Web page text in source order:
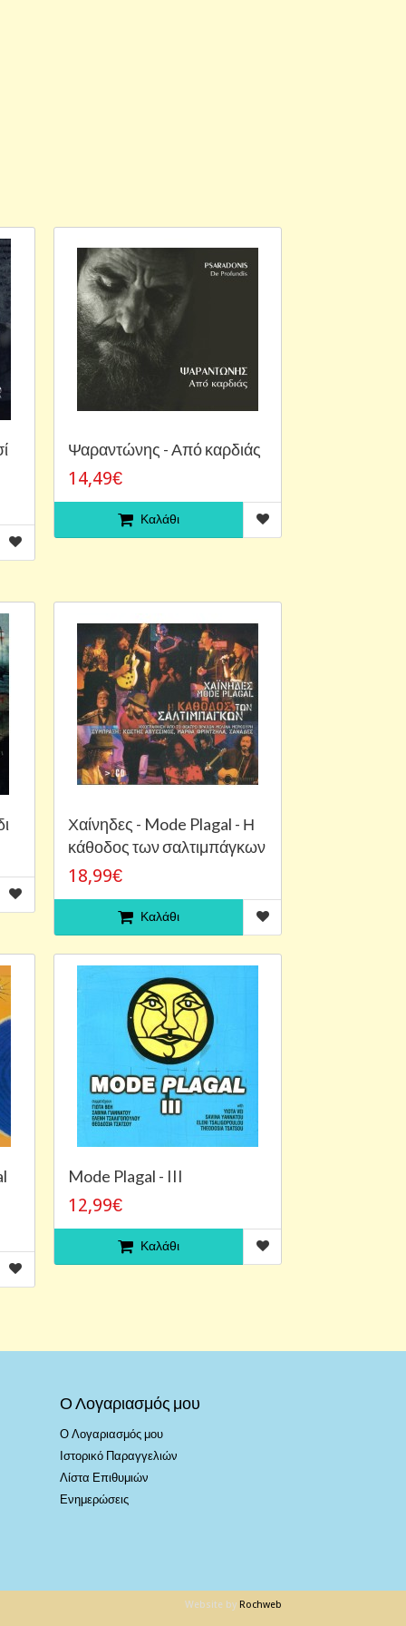
Ψαραντώνης - Από καρδιάς
14,49€
Καλάθι
Χαίνηδες - Mode Plagal - Η
κάθοδος των σαλτιμπάγκων
18,99€
Καλάθι
Mode Plagal - III
12,99€
Καλάθι
Ο Λογαριασμός μου
Ο Λογαριασμός μου
Ιστορικό Παραγγελιών
Λίστα Επιθυμιών
Ενημερώσεις
Website by Rochweb